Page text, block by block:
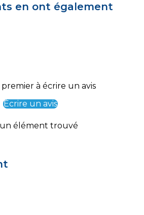
en ont également
à écrire un avis
Écrire un avis
élément trouvé